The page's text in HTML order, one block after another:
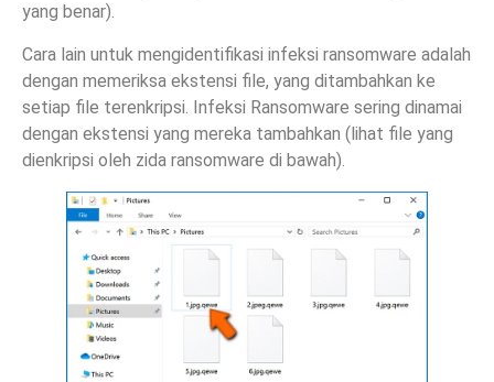
yang benar).
Cara lain untuk mengidentifikasi infeksi ransomware adalah
dengan memeriksa ekstensi file, yang ditambahkan ke
setiap file terenkripsi. Infeksi Ransomware sering dinamai
dengan ekstensi yang mereka tambahkan (lihat file yang
dienkripsi oleh zida ransomware di bawah).